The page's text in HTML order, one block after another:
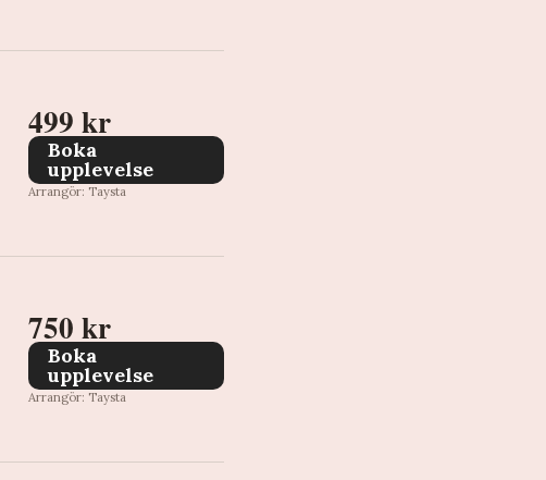
499 kr
Boka
upplevelse
Arrangör: Taysta
750 kr
Boka
upplevelse
Arrangör: Taysta